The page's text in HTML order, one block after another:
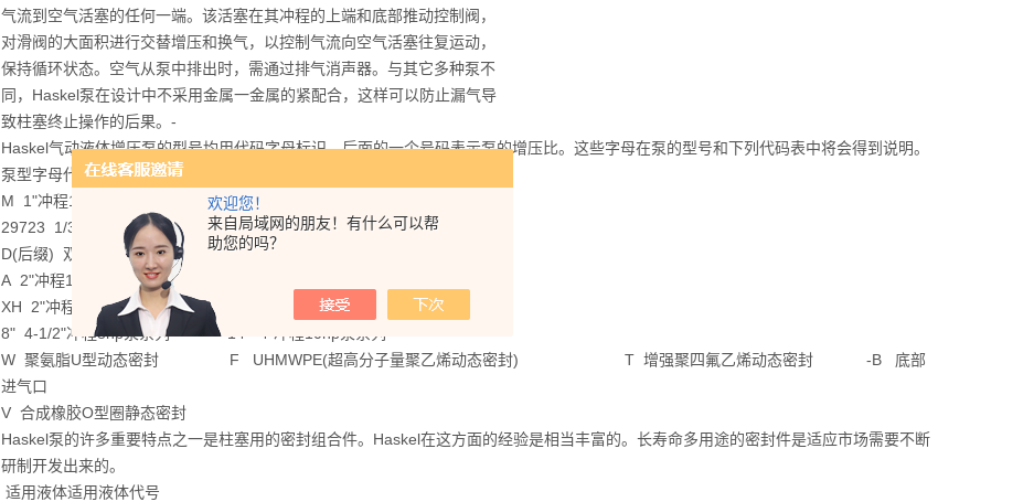
欢迎您！
来自局域网的朋友！有什么可以帮
助您的吗？
气流到空气活塞的任何一端。该活塞在其冲程的上端和底部推动控制阀，
对滑阀的大面积进行交替增压和换气，以控制气流向空气活塞往复运动，
保持循环状态。空气从泵中排出时，需通过排气消声器。与其它多种泵不
同，Haskel泵在设计中不采用金属一金属的紧配合，这样可以防止漏气导
致柱塞终止操作的后果。-
Haskel气动液体增压泵的型号均用代码字母标识，后面的一个号码表示泵的增压比。这些字母在泵的型号和下列代码表中将会得到说明。
泵型字母代码
M 1"冲程1/3hp 小型泵系列 S 不锈钢柱塞和泵体
29723 1/3hp化学泵 D (前缀) 液体端加长的泵
D(后缀) 双作用泵 4B 1"冲程3/4hp泵系列(底部进口)
A 2"冲程1.5+2hp泵系列 H 2"冲程1.5+2hp高压泵系列
XH 2"冲程1.5+2hp超高压泵系列 G 4-1/2"冲程6hp泵系列
8" 4-1/2"冲程8hp泵系列 14" 4"冲程10hp泵系列
W 聚氨脂U型动态密封 F UHMWPE(超高分子量聚乙烯动态密封) T 增强聚四氟乙烯动态密封 -B 底部
进气口
V 合成橡胶O型圈静态密封
Haskel泵的许多重要特点之一是柱塞用的密封组合件。Haskel在这方面的经验是相当丰富的。长寿命多用途的密封件是适应市场需要不断
研制开发出来的。
适用液体适用液体代号